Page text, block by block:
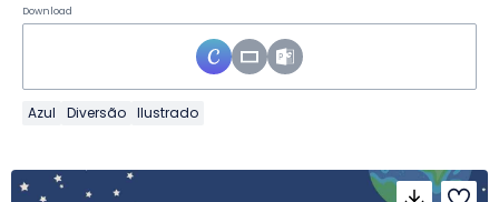
Download
Azul Diversão Ilustrado